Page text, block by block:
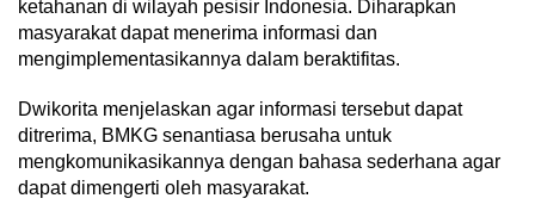
ketahanan di wilayah pesisir Indonesia. Diharapkan
masyarakat dapat menerima informasi dan
mengimplementasikannya dalam beraktifitas.
Dwikorita menjelaskan agar informasi tersebut dapat
ditrerima, BMKG senantiasa berusaha untuk
mengkomunikasikannya dengan bahasa sederhana agar
dapat dimengerti oleh masyarakat.